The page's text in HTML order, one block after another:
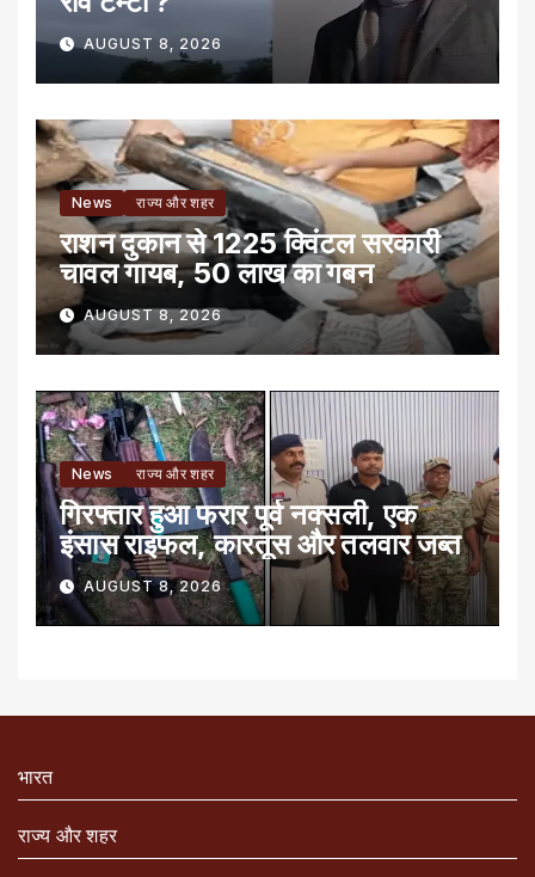
AUGUST 8, 2026
News राज्य और शहर
राशन दुकान से 1225 क्विंटल सरकारी
चावल गायब, 50 लाख का गबन
AUGUST 8, 2026
News राज्य और शहर
गिरफ्तार हुआ फरार पूर्व नक्सली, एक
इंसास राइफल, कारतूस और तलवार जब्त
AUGUST 8, 2026
भारत
राज्य और शहर